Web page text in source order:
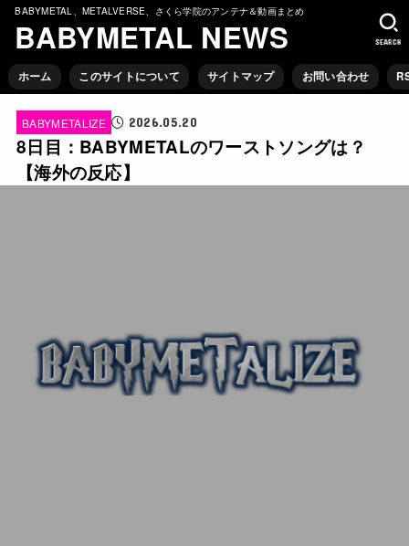
BABYMETAL、METALVERSE、さくら学院のアンテナ＆動画まとめ
BABYMETAL NEWS
ホーム このサイトについて サイトマップ お問い合わせ
SEARCH
BABYMETALIZE 2026.05.20
8日目：BABYMETALのワーストソングは？
【海外の反応】